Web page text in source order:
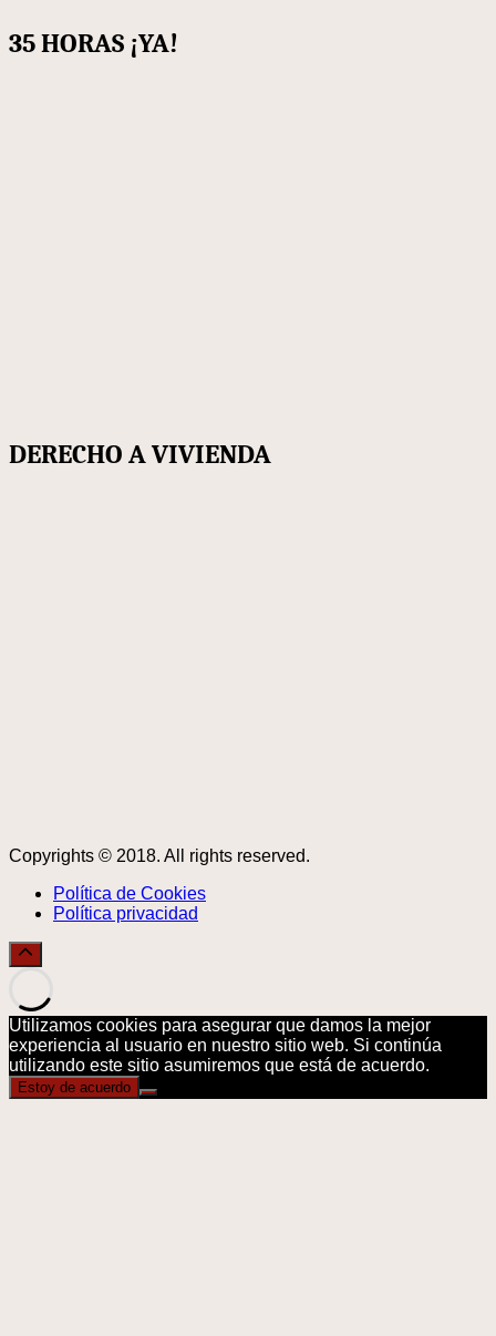
35 HORAS ¡YA!
DERECHO A VIVIENDA
Copyrights © 2018. All rights reserved.
Política de Cookies
Política privacidad
Utilizamos cookies para asegurar que damos la mejor
experiencia al usuario en nuestro sitio web. Si continúa
utilizando este sitio asumiremos que está de acuerdo.
Estoy de acuerdo